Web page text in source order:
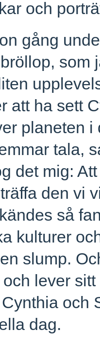
och
gång
som
att ha sett
planeten
tala,
det mig:
den vi
så
kulturer
slump.
lever
och
dag.